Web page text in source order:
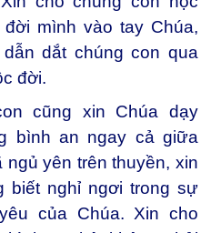
mình vào tay Chúa,
dắt chúng con qua
đời.
cũng xin Chúa dạy
bình an ngay cả giữa
ngủ yên trên thuyền, xin
biết nghỉ ngơi trong sự
của Chúa. Xin cho